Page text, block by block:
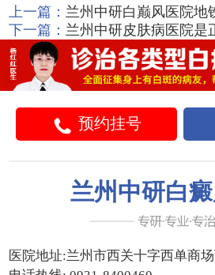
上一篇： 兰州中研白巅风医院地
下一篇： 兰州中研皮肤病医院是
预约挂号
兰州中研白
医院地址:兰州市西关十字西单商